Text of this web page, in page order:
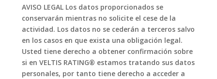
AVISO LEGAL Los datos proporcionados se
conservarán mientras no solicite el cese de la
actividad. Los datos no se cederán a terceros salvo
en los casos en que exista una obligación legal.
Usted tiene derecho a obtener confirmación sobre
si en VELTIS RATING® estamos tratando sus datos
personales, por tanto tiene derecho a acceder a